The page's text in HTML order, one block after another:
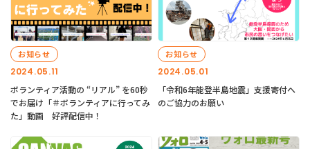
2024.05.11
お知らせ
ボランティア活動の “リアル” を60秒
でお届け「＃ボランティアに行ってみ
た」動画 好評配信中！
2024.05.01
お知らせ
「令和6年能登半島地震」支援寄付へ
のご協力のお願い